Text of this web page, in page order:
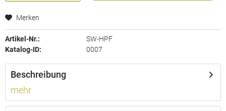
Merken
Artikel-Nr.:
SW-HPF
Katalog-ID:
0007
Beschreibung
mehr